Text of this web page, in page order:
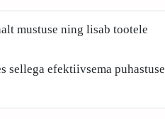
mustuse ning lisab tootele
sellega efektiivsema puhastuse